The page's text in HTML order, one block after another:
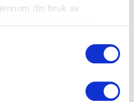
din bruk av